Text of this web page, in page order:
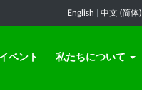
English 中文 (简体)
イベント 私たちについて